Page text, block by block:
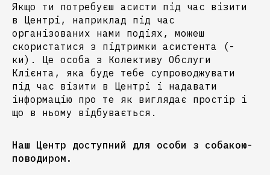
Якщо ти потребуєш асисти під час візити
в Центрі, наприклад під час
організованих нами подіях, можеш
скористатися з підтримки асистента (-
ки). Це особа з Колективу Обслуги
Клієнта, яка буде тебе супроводжувати
під час візити в Центрі і надавати
інформацію про те як виглядає простір і
що в ньому відбувається.
Наш Центр доступний для особи з собакою-
поводиром.